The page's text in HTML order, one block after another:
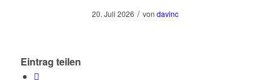
20. Juli 2026 / vondavinc
Eintrag teilen